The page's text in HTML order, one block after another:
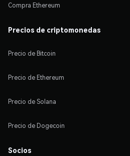
Compra Ethereum
Precios de criptomonedas
Precio de Bitcoin
Precio de Ethereum
Precio de Solana
Precio de Dogecoin
Socios